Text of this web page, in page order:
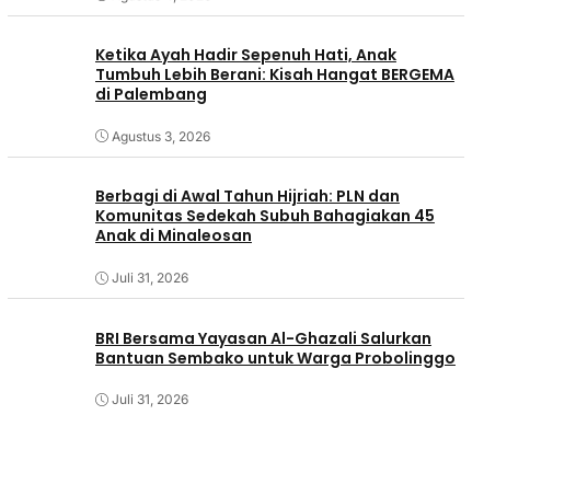
Ketika Ayah Hadir Sepenuh Hati, Anak
Tumbuh Lebih Berani: Kisah Hangat BERGEMA
di Palembang
Agustus 3, 2026
Berbagi di Awal Tahun Hijriah: PLN dan
Komunitas Sedekah Subuh Bahagiakan 45
Anak di Minaleosan
Juli 31, 2026
BRI Bersama Yayasan Al-Ghazali Salurkan
Bantuan Sembako untuk Warga Probolinggo
Juli 31, 2026